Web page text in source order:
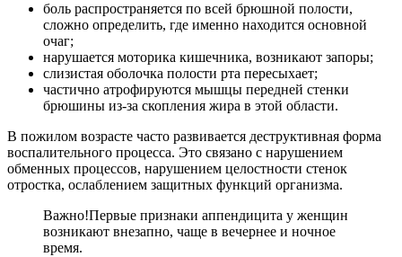
боль распространяется по всей брюшной полости,
сложно определить, где именно находится основной
очаг;
нарушается моторика кишечника, возникают запоры;
слизистая оболочка полости рта пересыхает;
частично атрофируются мышцы передней стенки
брюшины из-за скопления жира в этой области.
В пожилом возрасте часто развивается деструктивная форма
воспалительного процесса. Это связано с нарушением
обменных процессов, нарушением целостности стенок
отростка, ослаблением защитных функций организма.
Важно!Первые признаки аппендицита у женщин
возникают внезапно, чаще в вечернее и ночное
время.